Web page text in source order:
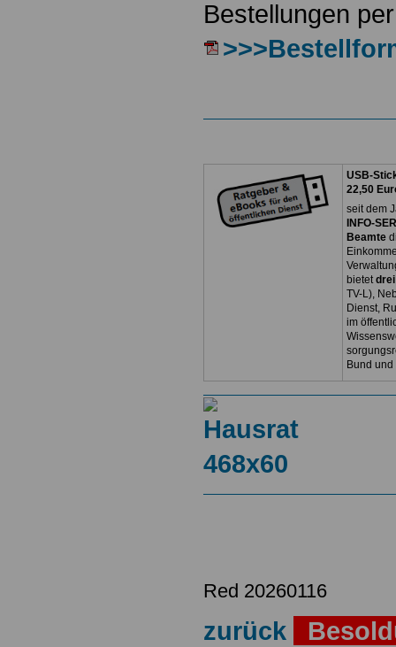
Bestellungen
USB-
22,50
seit dem
INFO-
Beamte
bietet
TV-L),
Dienst,
im
Bund
Red 20260116
zurück